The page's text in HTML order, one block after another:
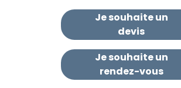
Je souhaite un
devis​
Je souhaite un
rendez-vous